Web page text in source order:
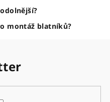
montáž blatníků?